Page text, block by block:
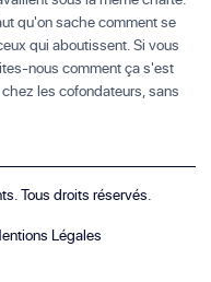
qu'on sache comment se
qui aboutissent. Si vous
nous comment ça s'est
les cofondateurs, sans
Tous droits réservés.
Légales